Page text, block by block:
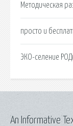
Методическая
просто и
ЭКО-селение
An Informative